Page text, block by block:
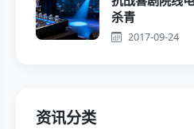
杀青
2017-09-24
资讯分类